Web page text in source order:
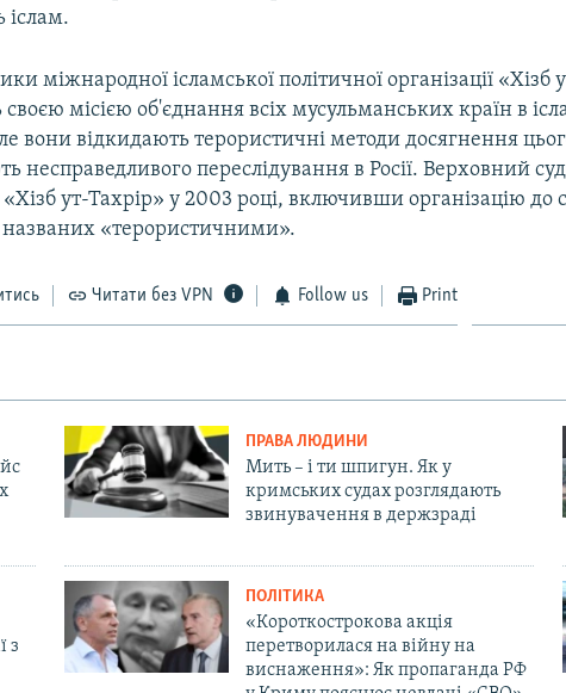
іслам.
міжнародної ісламської політичної організації «Хізб
місією об'єднання всіх мусульманських країн в
вони відкидають терористичні методи досягнення
несправедливого переслідування в Росії. Верховний суд
ут-Тахрір» у 2003 році, включивши організацію до
«терористичними».
Читати без VPN Follow us Print
ПРАВА ЛЮДИНИ
Мить – і ти шпигун. Як у
кримських судах розглядають
звинувачення в держзраді
з
ПОЛІТИКА
«Короткострокова акція
перетворилася на війну на
виснаження»: Як пропаганда РФ